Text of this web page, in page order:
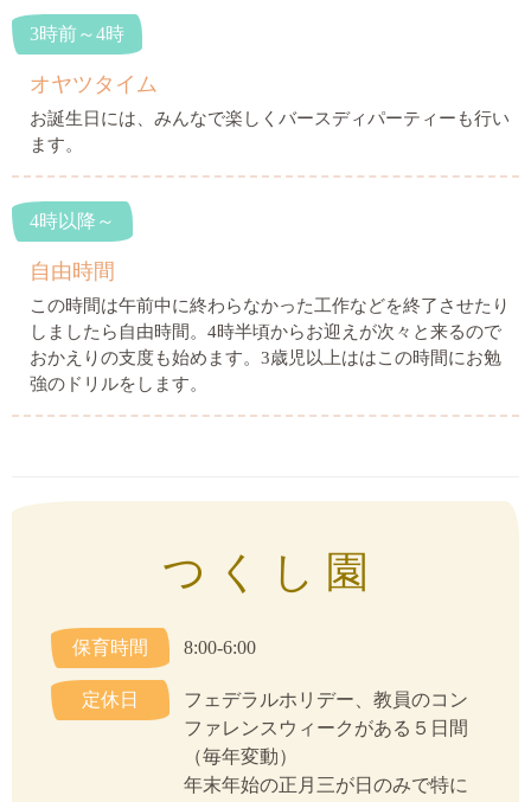
3時前～4時
オヤツタイム
お誕生日には、みんなで楽しくバースディパーティーも行い
ます。
4時以降～
自由時間
この時間は午前中に終わらなかった工作などを終了させたり
しましたら自由時間。4時半頃からお迎えが次々と来るので
おかえりの支度も始めます。3歳児以上ははこの時間にお勉
強のドリルをします。
つ く し 園
保育時間 8:00-6:00
定休日
フェデラルホリデー、教員のコン
ファレンスウィークがある５日間
（毎年変動）
年末年始の正月三が日のみで特に